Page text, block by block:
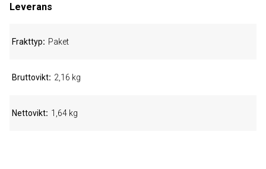
Leverans
Frakttyp Paket
Bruttovikt 2,16 kg
Nettovikt 1,64 kg